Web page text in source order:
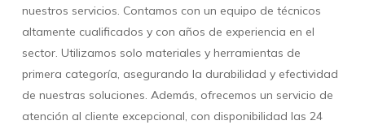
nuestros servicios. Contamos con un equipo de técnicos
altamente cualificados y con años de experiencia en el
sector. Utilizamos solo materiales y herramientas de
primera categoría, asegurando la durabilidad y efectividad
de nuestras soluciones. Además, ofrecemos un servicio de
atención al cliente excepcional, con disponibilidad las 24